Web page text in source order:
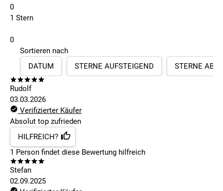
0
1 Stern
0
Sortieren nach
DATUM
STERNE AUFSTEIGEND STERNE
Rudolf
03.03.2026
Verifizierter Käufer
Absolut top zufrieden
HILFREICH?
1 Person findet diese Bewertung hilfreich
Stefan
02.09.2025